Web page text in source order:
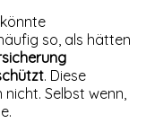
so, als hätten
. Diese
Selbst wenn,